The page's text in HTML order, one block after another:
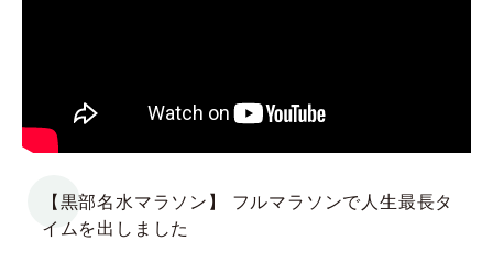
【黒部名水マラソン】 フルマラソンで人生最長タ
イムを出しました